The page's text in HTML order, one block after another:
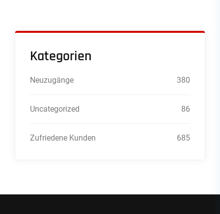
Kategorien
Neuzugänge 380
Uncategorized 86
Zufriedene Kunden 685